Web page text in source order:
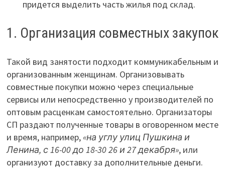
придется выделить часть жилья под склад.
1. Организация совместных закупок
Такой вид занятости подходит коммуникабельным и
организованным женщинам. Организовывать
совместные покупки можно через специальные
сервисы или непосредственно у производителей по
оптовым расценкам самостоятельно. Организаторы
СП раздают полученные товары в оговоренном месте
и время, например,«на углу улиц Пушкина и
Ленина, с 16-00 до 18-30 26 и 27 декабря», или
организуют доставку за дополнительные деньги.